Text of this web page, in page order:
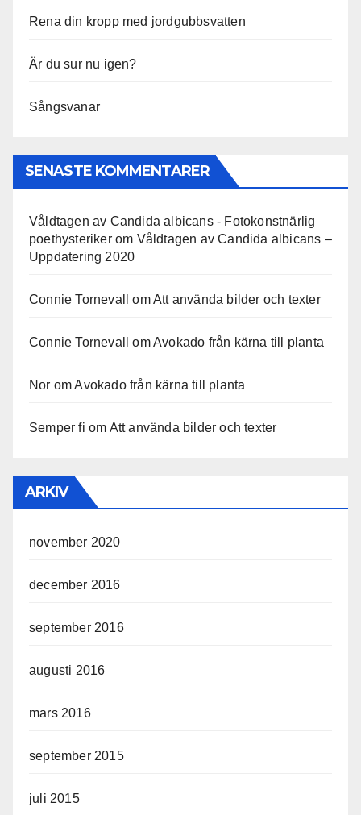
Rena din kropp med jordgubbsvatten
Är du sur nu igen?
Sångsvanar
SENASTE KOMMENTARER
Våldtagen av Candida albicans - Fotokonstnärlig
poethysterikerom Våldtagen av Candida albicans –
Uppdatering 2020
Connie Tornevall omAtt använda bilder och texter
Connie Tornevall omAvokado från kärna till planta
Nor omAvokado från kärna till planta
Semper fi om Att använda bilder och texter
ARKIV
november 2020
december 2016
september 2016
augusti 2016
mars 2016
september 2015
juli 2015